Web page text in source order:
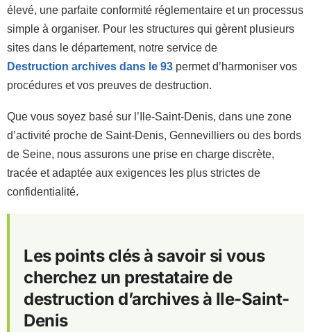
élevé, une parfaite conformité réglementaire et un processus
simple à organiser. Pour les structures qui gèrent plusieurs
sites dans le département, notre service de
Destruction archives dans le 93 permet d’harmoniser vos
procédures et vos preuves de destruction.
Que vous soyez basé sur l’Ile-Saint-Denis, dans une zone
d’activité proche de Saint-Denis, Gennevilliers ou des bords
de Seine, nous assurons une prise en charge discrète,
tracée et adaptée aux exigences les plus strictes de
confidentialité.
Les points clés à savoir si vous
cherchez un prestataire de
destruction d’archives à Ile-Saint-
Denis